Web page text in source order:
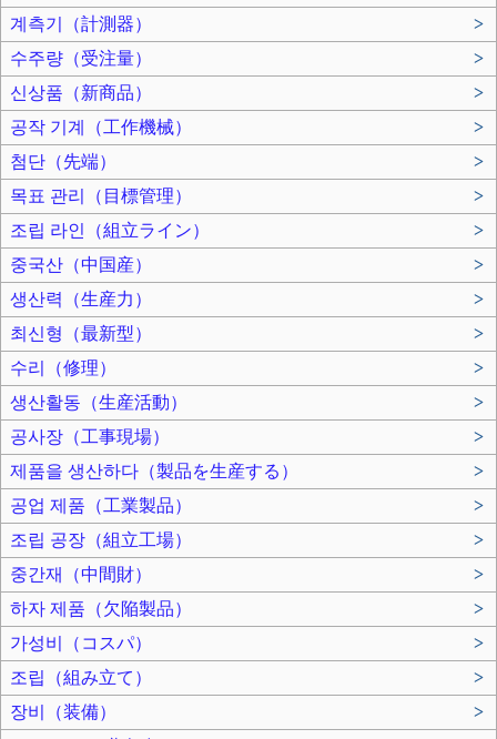
계측기（計測器）
>
수주량（受注量）
>
신상품（新商品）
>
공작 기계（工作機械）
>
첨단（先端）
>
목표 관리（目標管理）
>
조립 라인（組立ライン）
>
중국산（中国産）
>
생산력（生産力）
>
최신형（最新型）
>
수리（修理）
>
생산활동（生産活動）
>
공사장（工事現場）
>
제품을 생산하다（製品を生産する）
>
공업 제품（工業製品）
>
조립 공장（組立工場）
>
중간재（中間財）
>
하자 제품（欠陥製品）
>
가성비（コスパ）
>
조립（組み立て）
>
장비（装備）
>